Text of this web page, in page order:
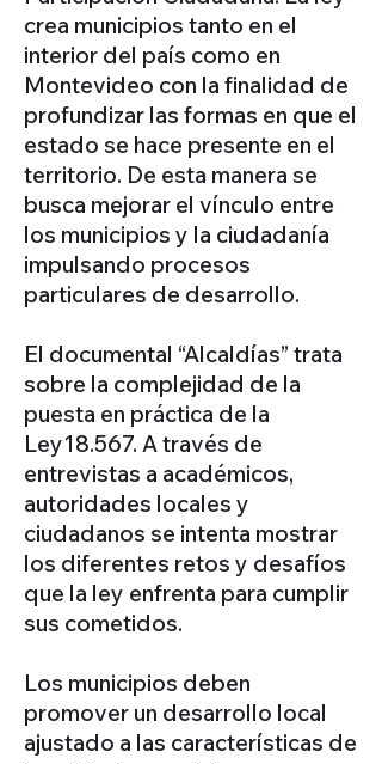
crea municipios tanto en el
interior del país como en
Montevideo con la finalidad de
profundizar las formas en que el
estado se hace presente en el
territorio. De esta manera se
busca mejorar el vínculo entre
los municipios y la ciudadanía
impulsando procesos
particulares de desarrollo.
El documental “Alcaldías” trata
sobre la complejidad de la
puesta en práctica de la
Ley18.567. A través de
entrevistas a académicos,
autoridades locales y
ciudadanos se intenta mostrar
los diferentes retos y desafíos
que la ley enfrenta para cumplir
sus cometidos.
Los municipios deben
promover un desarrollo local
ajustado a las características de